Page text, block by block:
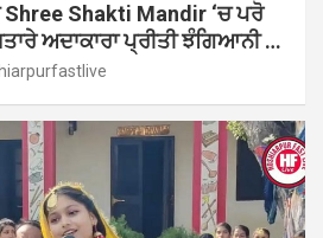
Shakti Mandir ‘ਚ ਪਰੋ
ਅਦਾਕਾਰਾ ਪ੍ਰੀਤੀ ਝੰਗਿਆਨੀ …